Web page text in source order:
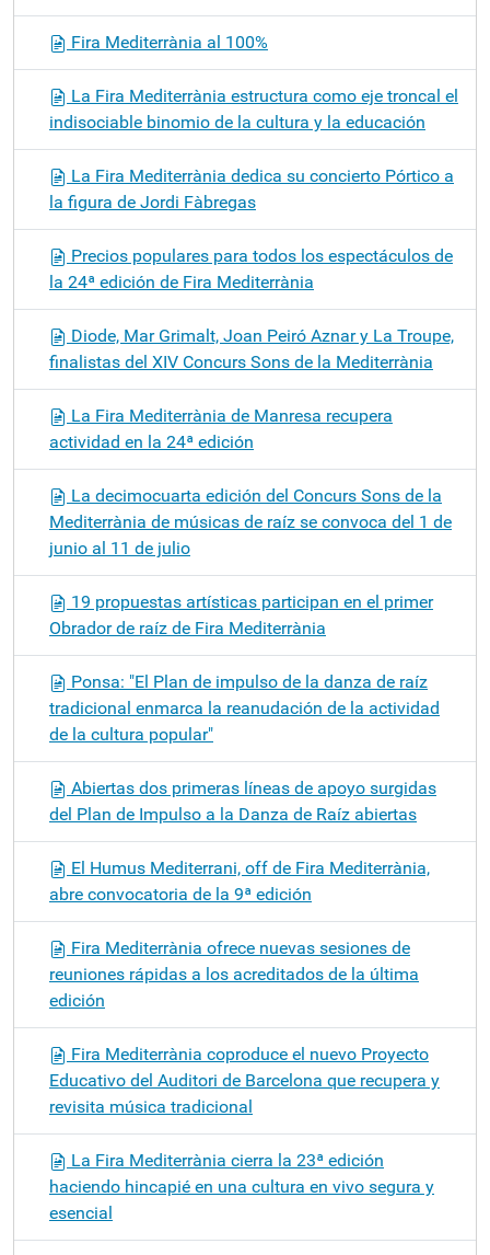
Fira Mediterrània al 100%
La Fira Mediterrània estructura como eje troncal el
indisociable binomio de la cultura y la educación
La Fira Mediterrània dedica su concierto Pórtico a
la figura de Jordi Fàbregas
Precios populares para todos los espectáculos de
la 24ª edición de Fira Mediterrània
Diode, Mar Grimalt, Joan Peiró Aznar y La Troupe,
finalistas del XIV Concurs Sons de la Mediterrània
La Fira Mediterrània de Manresa recupera
actividad en la 24ª edición
La decimocuarta edición del Concurs Sons de la
Mediterrània de músicas de raíz se convoca del 1 de
junio al 11 de julio
19 propuestas artísticas participan en el primer
Obrador de raíz de Fira Mediterrània
Ponsa: "El Plan de impulso de la danza de raíz
tradicional enmarca la reanudación de la actividad
de la cultura popular"
Abiertas dos primeras líneas de apoyo surgidas
del Plan de Impulso a la Danza de Raíz abiertas
El Humus Mediterrani, off de Fira Mediterrània,
abre convocatoria de la 9ª edición
Fira Mediterrània ofrece nuevas sesiones de
reuniones rápidas a los acreditados de la última
edición
Fira Mediterrània coproduce el nuevo Proyecto
Educativo del Auditori de Barcelona que recupera y
revisita música tradicional
La Fira Mediterrània cierra la 23ª edición
haciendo hincapié en una cultura en vivo segura y
esencial